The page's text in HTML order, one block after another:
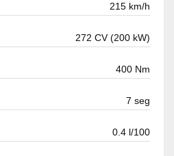
215 km/h
272 CV (200 kW)
400 Nm
7 seg
0.4 l/100